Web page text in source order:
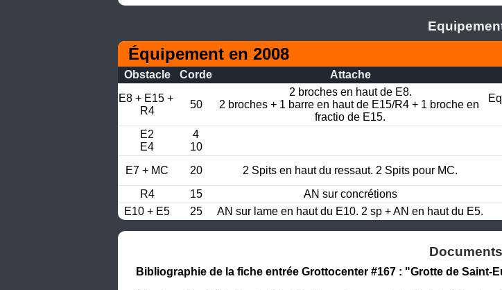
Équipement en 2008
Obstacle
Corde Attache
E8 + E15 +
R4
50
2 broches en haut de E8.
2 broches + 1 barre en haut de E15/R4 + 1 broche en
fractio de E15.
E2
E4
4
10
E7 + MC 20 2 Spits en haut du ressaut. 2 Spits pour MC.
R4
15 AN sur concrétions
E10 + E5
25 AN sur lame en haut du E10. 2 sp + AN en haut du E5.
Documents
Bibliographie de la fiche entrée Grottocenter #167 : "Grotte de Saint-